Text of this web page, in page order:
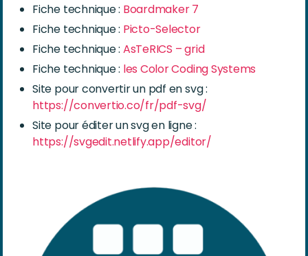
Fiche technique : Boardmaker 7
Fiche technique : Picto-Selector
Fiche technique : AsTeRICS –grid
Fiche technique : les Color Coding Systems
Site pour convertir un pdf en svg :
https://convertio.co/fr/pdf-svg/
Site pour éditer un svg en ligne :
https://svgedit.netlify.app/editor/